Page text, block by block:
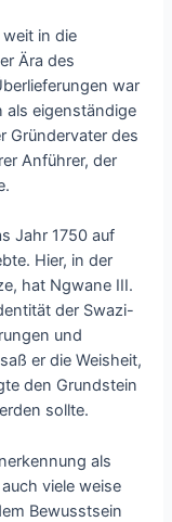
in die
Ära des
war
als eigenständige
Gründervater des
Anführer, der
Jahr 1750 auf
Hier, in der
hat Ngwane III.
der Swazi-
und
er die Weisheit,
den Grundstein
sollte.
als
viele weise
Bewusstsein